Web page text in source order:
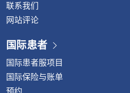
联系我们
网站评论
国际患者
国际患者服项目
国际保险与账单